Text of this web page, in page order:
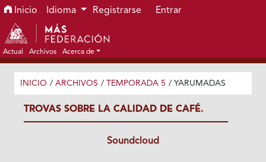
Ir al menú de navegación principal
Ir al contenido principal
Ir al pie de página del sitio
Inicio Idioma Registrarse Entrar
Actual Archivos Acerca de
INICIO / ARCHIVOS / TEMPORADA 5 / YARUMADAS
TROVAS SOBRE LA CALIDAD DE CAFÉ.
Soundcloud